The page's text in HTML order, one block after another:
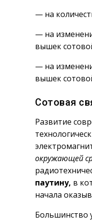
— на
— на
вышек
— на
вышек
Сотовая
Развитие
окружающей
паутину, в
начала
Большинство